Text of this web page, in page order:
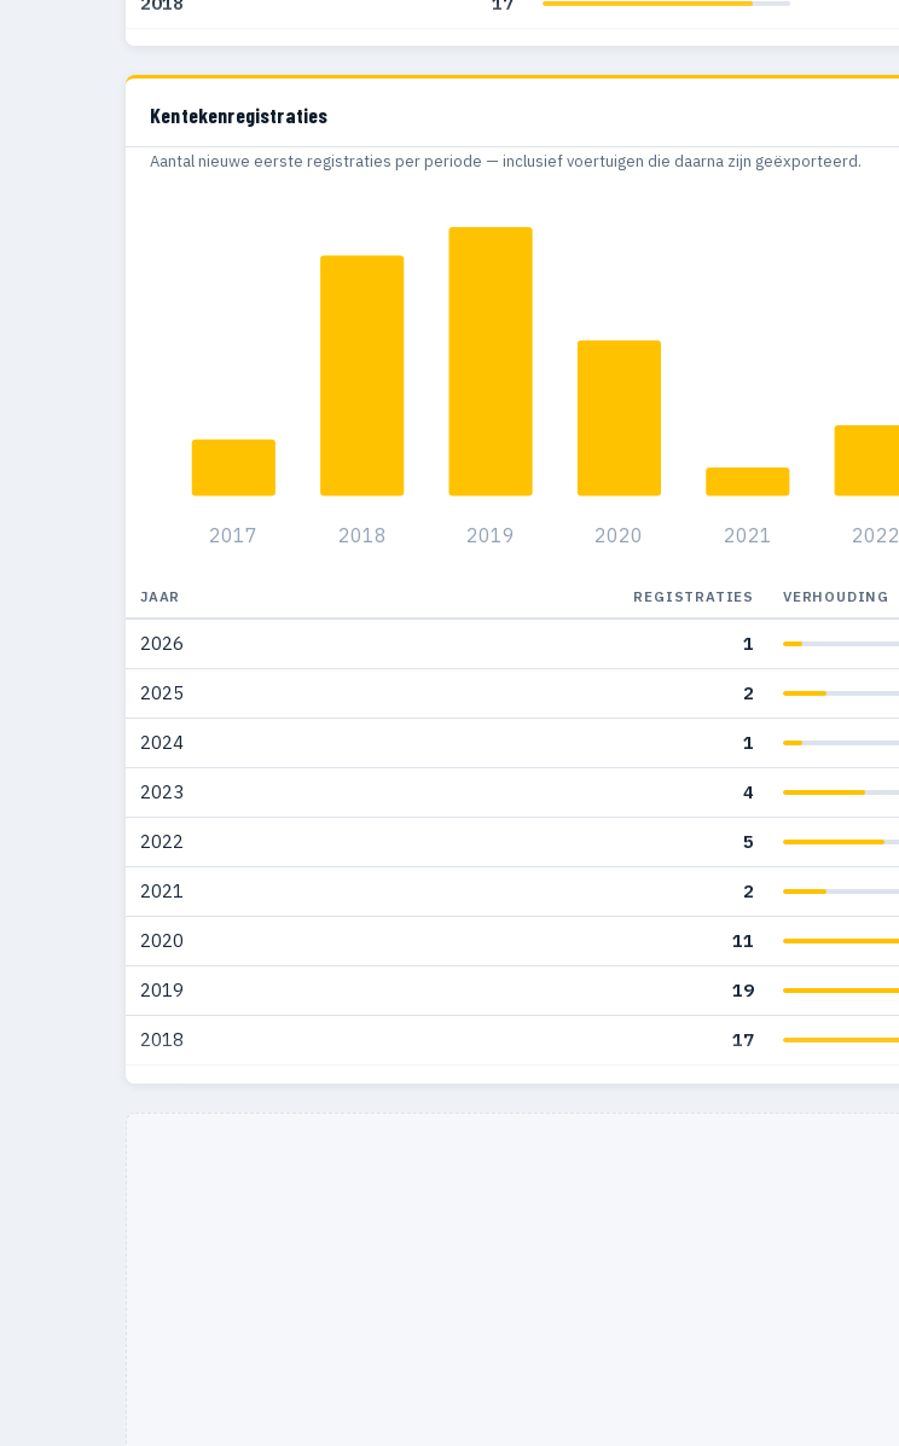
2017 4
Kentekenregistraties
Aantal nieuwe eerste registraties per periode — inclusief voertuigen die daarna zijn geëxporteerd.
2017 2018 2019 2020 2021 2022
JAAR REGISTRATIES VERHOUDING
2026 1
2025 2
2024 1
2023 4
2022 5
2021 2
2020 11
2019 19
2018 17
2017 4